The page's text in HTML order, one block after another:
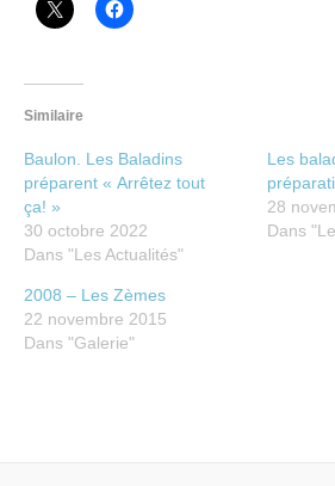
Similaire
Baulon. Les Baladins
préparent « Arrêtez tout
ça! »
30 octobre 2022
Dans "Les Actualités"
Les
28
Dans
2008 – Les Zèmes
22 novembre 2015
Dans "Galerie"